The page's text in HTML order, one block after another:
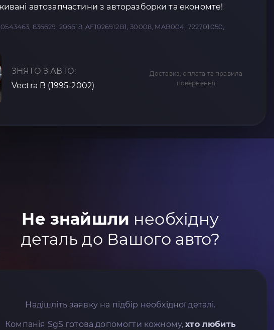
автозапчастини з авторазборки та економте!
836629, 206618, AF1026912B1, 30008, MAB004, 722701050,
ЗНЯТО З АВТО:
Vectra B (1995-2002)
Доставка, оплата та правила
повернення
Не знайшли необхідну
деталь до Вашого авто?
Надішліть заявку на підбір необхідної деталі.
Компанія SgS готова допомогти кожному,хто любить